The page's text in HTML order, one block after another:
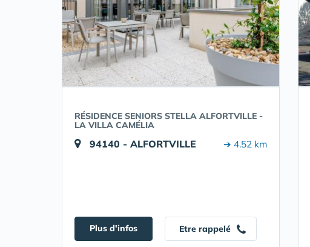
RÉSIDENCE SENIORS STELLA ALFORTVILLE -
LA VILLA CAMÉLIA
94140 - ALFORTVILLE ➔ 4.52 km
Plus d'infos Etre rappelé